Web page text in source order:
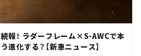
続報！ ラダーフレーム×S-AWCで本
進化する？【新車ニュース】